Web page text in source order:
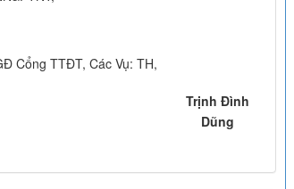
Cổng TTĐT, Các Vụ: TH,
Trịnh Đình
Dũng